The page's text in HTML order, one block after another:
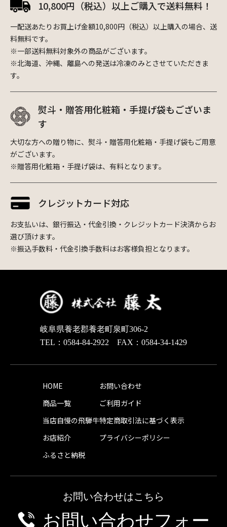
10,800円（税込）以上ご購入で送料無料！
一配送あたりお買上げ金額10,800円（税込）以上購入の場合、送
料無料です。
※一部送料無料対象外の商品がございます。
※北海道、沖縄、離島への発送は冷凍のみとさせていただきま
す。
熨斗・贈答用化粧箱・手提げ袋もございま
す
大切な方への贈り物に、熨斗・贈答用化粧箱・手提げ袋もご用意
がございます。
※贈答用化粧箱・手提げ袋は、有料となります。
クレジットカード対応
お支払いは、銀行振込・代金引換・クレジットカード決済からお
選び頂けます。
※振込手数料・代金引換手数料はお客様負担となります。
岐阜県養老郡養老町泉町306-2
TEL：0584-84-2922 FAX：0584-34-1429
HOME
商品一覧
当店自慢の飛騨牛
お店紹介
ふるさと納税
お問い合わせ
ご利用ガイド
特定商取引法に基づく表示
プライバシーポリシー
お問い合わせはこちら
お問い合わせフォー